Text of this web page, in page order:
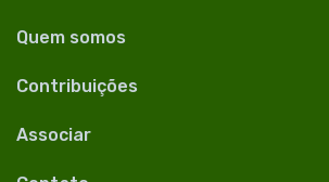
Quem somos
Contribuições
Associar